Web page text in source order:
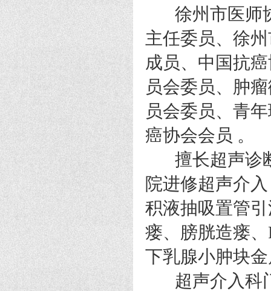
徐州市医师协
主任委员、徐
成员、中国抗
员会委员、肿
员会委员、青
癌协会会员 。
擅长超声诊断
院进修超声介
积液抽吸置管
瘘、膀胱造瘘
下乳腺小肿块
超声介入科